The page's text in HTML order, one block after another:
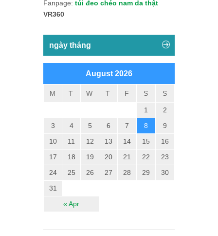
Fanpage: túi đeo chéo nam da thật
VR360
ngày tháng
August 2026
M T W T F S S
« Apr
1
2
3
4 5 6 7 8
9
10
11 12 13 14 15
16
17
18 19 20 21 22
23
24
25 26 27 28 29
30
31